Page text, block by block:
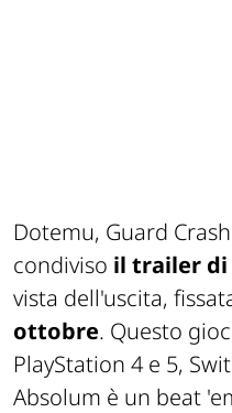
Dotemu, Guard
condiviso il trailer di
vista dell'uscita,
ottobre. Questo
PlayStation 4 e 5,
Absolum è un beat